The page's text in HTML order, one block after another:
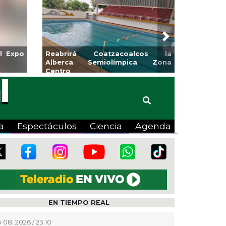
y banquetas para la
en Pánuco
Emprendedores de
exponen en
Bicentenario
Next
Espectáculos Ciencia Agenda
EN TIEMPO REAL
08, 2026 / 23:10